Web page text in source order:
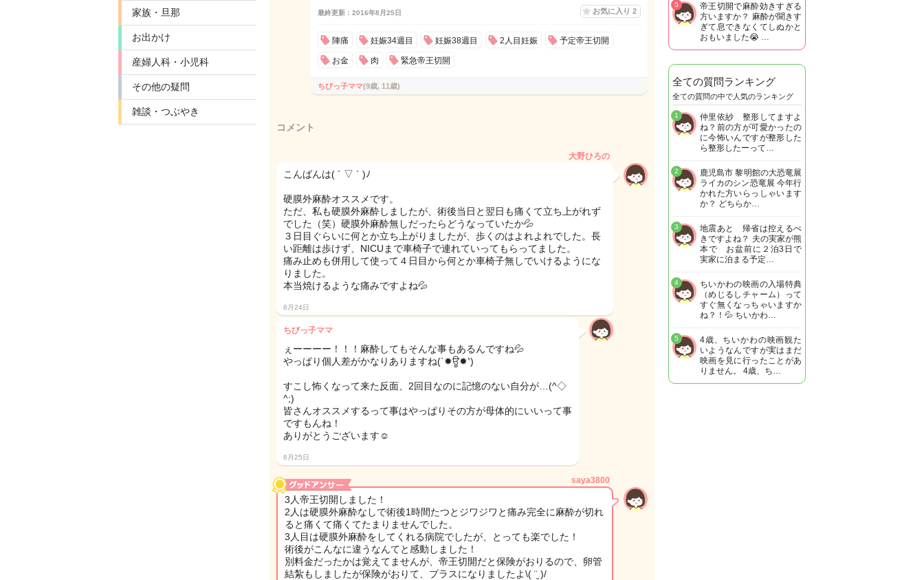
家族・旦那
お出かけ
産婦人科・小児科
その他の疑問
雑談・つぶやき
最終更新：2016年8月25日 お気に入り 2
陣痛 妊娠34週目 妊娠38週目 2人目妊娠 予定帝王切開
お金 肉 緊急帝王切開
ちびっ子ママ(9歳, 11歳)
コメント
大野ひろの
こんばんは( ´ ▽ ` )ﾉ
硬膜外麻酔オススメです。
ただ、私も硬膜外麻酔しましたが、術後当日と翌日も痛くて立ち上がれず
でした（笑）硬膜外麻酔無しだったらどうなっていたか💦
３日目ぐらいに何とか立ち上がりましたが、歩くのはよれよれでした。長
い距離は歩けず、NICUまで車椅子で連れていってもらってました。
痛み止めも併用して使って４日目から何とか車椅子無しでいけるようにな
りました。
本当焼けるような痛みですよね💦
8月24日
ちびっ子ママ
ぇーーーー！！！麻酔してもそんな事もあるんですね💦
やっぱり個人差がかなりありますね(΄✹ਊ✹‵)
すこし怖くなって来た反面、2回目なのに記憶のない自分が…(^◇
^;)
皆さんオススメするって事はやっぱりその方が母体的にいいって事
ですもんね！
ありがとうございます☺︎
8月25日
saya3800
3人帝王切開しました！
2人は硬膜外麻酔なしで術後1時間たつとジワジワと痛み完全に麻酔が切れ
ると痛くて痛くてたまりませんでした。
3人目は硬膜外麻酔をしてくれる病院でしたが、とっても楽でした！
術後がこんなに違うなんてと感動しました！
別料金だったかは覚えてませんが、帝王切開だと保険がおりるので、卵管
結紮もしましたが保険がおりて、プラスになりましたよ\( ¨̮ )/
帝王切開で麻酔効きすぎる
方いますか？ 麻酔が聞きす
ぎて息できなくてしぬかと
おもいました😭 …
5
全ての質問ランキング
全ての質問の中で人気のランキング
仲里依紗 整形してますよ
ね？前の方が可愛かったの
に今怖いんですが整形した
ら整形したーって…
1
鹿児島市 黎明館の大恐竜展
ライカのシン恐竜展 今年行
かれた方いらっしゃいます
か？ どちらか…
2
地震あと 帰省は控えるべ
きですよね？ 夫の実家が熊
本で お盆前に２泊3日で
実家に泊まる予定…
3
ちいかわの映画の入場特典
（めじるしチャーム）って
すぐ無くなっちゃいますか
ね？！💦 ちいかわ…
4
4歳、ちいかわの映画観た
いようなんですが実はまだ
映画を見に行ったことがあ
りません。 4歳、ち…
5